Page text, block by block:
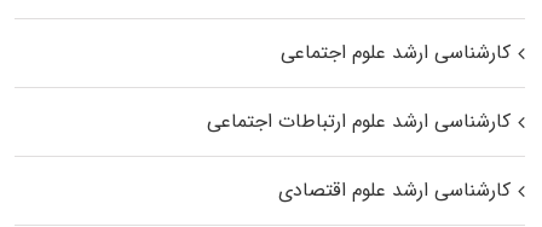
کارشناسی ارشد علوم اجتماعی
کارشناسی ارشد علوم ارتباطات اجتماعی
کارشناسی ارشد علوم اقتصادی